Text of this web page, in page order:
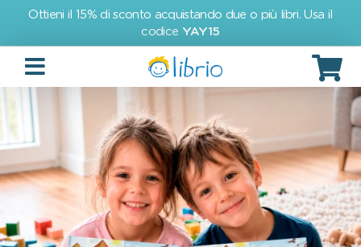
Ottieni il 15% di sconto acquistando due o più libri. Usa il
codice YAY15